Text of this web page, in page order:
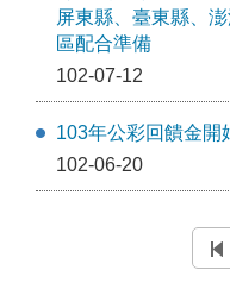
屏東縣、臺東縣、
區配合準備
102-07-12
103年公彩回饋金開
102-06-20